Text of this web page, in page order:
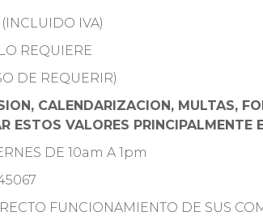
IVA)
REQUIERE
DE REQUERIR)
CALENDARIZACION, MULTAS,
ESTOS VALORES PRINCIPALMENTE
DE 10am A 1pm
FUNCIONAMIENTO DE SUS